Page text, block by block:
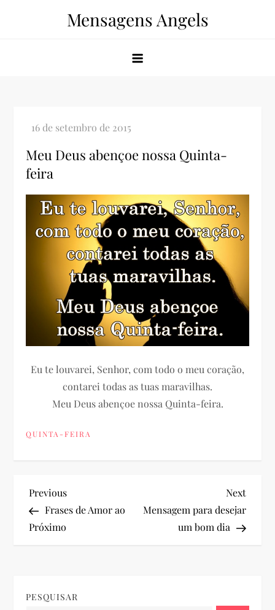
Mensagens Angels
Meu Deus abençoe nossa Quinta-
feira
Eu te louvarei, Senhor, com todo o meu coração,
contarei todas as tuas maravilhas.
Meu Deus abençoe nossa Quinta-feira.
QUINTA-FEIRA
N
a
Previous
Post
Previous
Frases de Amor ao
Próximo
Next
Post
Next
Mensagem para desejar
um bom dia
PESQUISAR